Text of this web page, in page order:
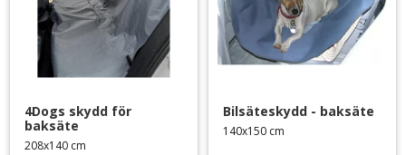
4Dogs skydd för
baksäte
208x140 cm
Bilsäteskydd - baksäte
140x150 cm